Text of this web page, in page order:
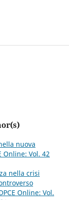
nuova
Online: Vol. 42
nella crisi
Online: Vol.